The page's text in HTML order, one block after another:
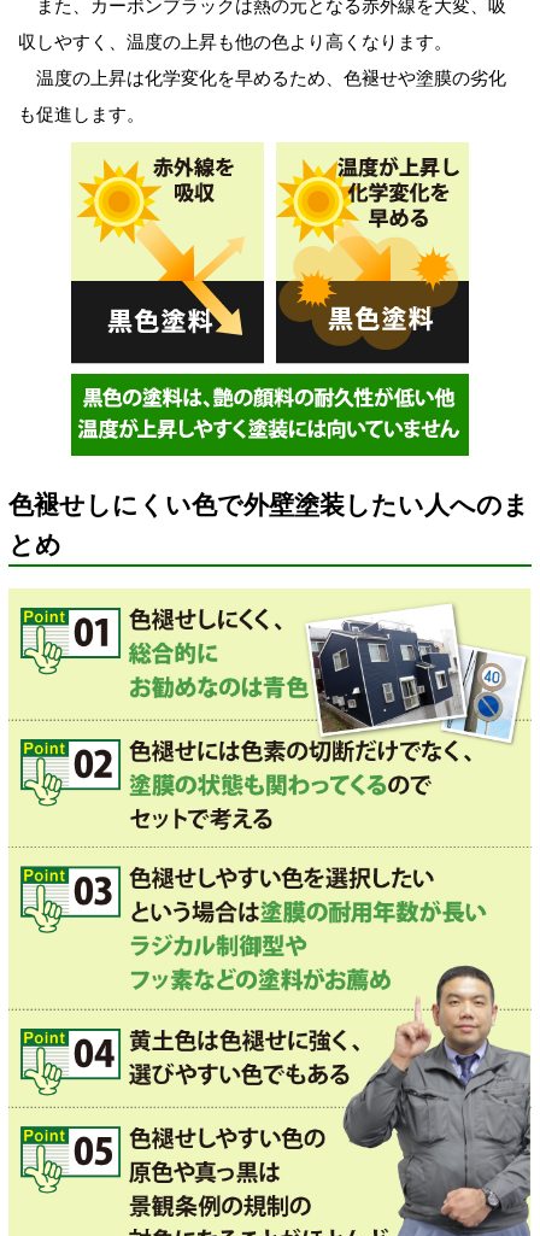
また、カーボンブラックは熱の元となる赤外線を大変、吸
収しやすく、温度の上昇も他の色より高くなります。
温度の上昇は化学変化を早めるため、色褪せや塗膜の劣化
も促進します。
色褪せしにくい色で外壁塗装したい人へのま
とめ